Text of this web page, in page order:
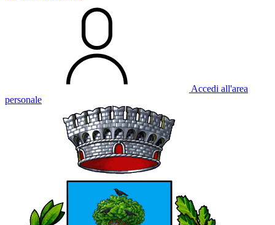
Accedi all'area
personale